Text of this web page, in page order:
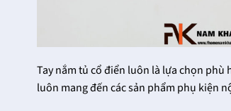
Tay nắm tủ cổ điển luôn là lựa chọn
luôn mang đến các sản phẩm phụ kiện